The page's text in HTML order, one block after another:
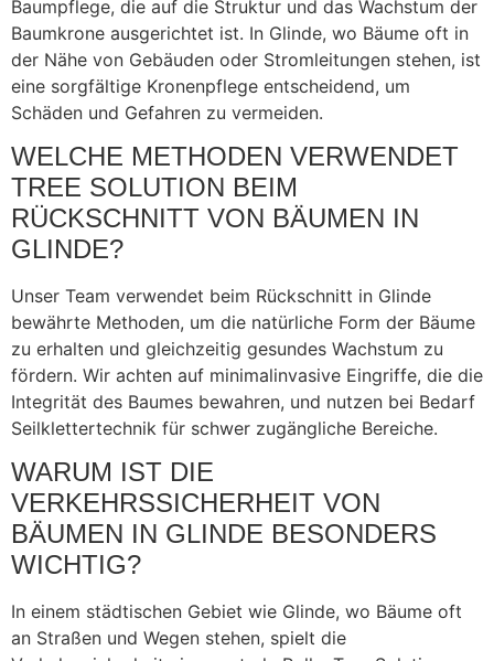
Baumpflege, die auf die Struktur und das Wachstum der
Baumkrone ausgerichtet ist. In Glinde, wo Bäume oft in
der Nähe von Gebäuden oder Stromleitungen stehen, ist
eine sorgfältige Kronenpflege entscheidend, um
Schäden und Gefahren zu vermeiden.
WELCHE METHODEN VERWENDET
TREE SOLUTION BEIM
RÜCKSCHNITT VON BÄUMEN IN
GLINDE?
Unser Team verwendet beim Rückschnitt in Glinde
bewährte Methoden, um die natürliche Form der Bäume
zu erhalten und gleichzeitig gesundes Wachstum zu
fördern. Wir achten auf minimalinvasive Eingriffe, die die
Integrität des Baumes bewahren, und nutzen bei Bedarf
Seilklettertechnik für schwer zugängliche Bereiche.
WARUM IST DIE
VERKEHRSSICHERHEIT VON
BÄUMEN IN GLINDE BESONDERS
WICHTIG?
In einem städtischen Gebiet wie Glinde, wo Bäume oft
an Straßen und Wegen stehen, spielt die